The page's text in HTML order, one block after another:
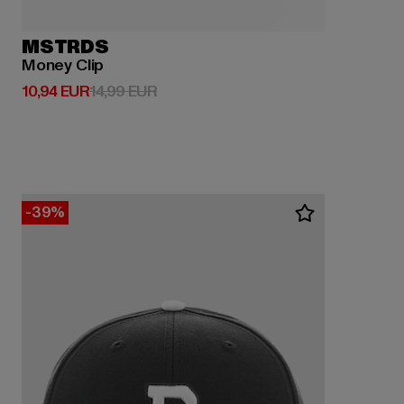
MSTRDS
Money Clip
10,94 EUR
Derzeitiger Preis: 10,94 EUR
14,99 EURAktionspreis: 14,99 EUR
-39%